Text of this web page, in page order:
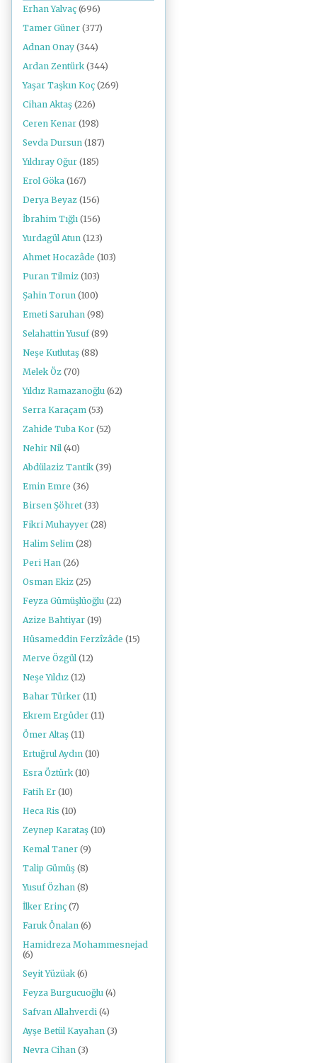
Erhan Yalvaç (696)
Tamer Güner (377)
Adnan Onay (344)
Ardan Zentürk (344)
Yaşar Taşkın Koç (269)
Cihan Aktaş (226)
Ceren Kenar (198)
Sevda Dursun (187)
Yıldıray Oğur (185)
Erol Göka (167)
Derya Beyaz (156)
İbrahim Tığlı (156)
Yurdagül Atun (123)
Ahmet Hocazâde (103)
Puran Tilmiz (103)
Şahin Torun (100)
Emeti Saruhan (98)
Selahattin Yusuf (89)
Neşe Kutlutaş (88)
Melek Öz (70)
Yıldız Ramazanoğlu (62)
Serra Karaçam (53)
Zahide Tuba Kor (52)
Nehir Nil (40)
Abdülaziz Tantik (39)
Emin Emre (36)
Birsen Şöhret (33)
Fikri Muhayyer (28)
Halim Selim (28)
Peri Han (26)
Osman Ekiz (25)
Feyza Gümüşlüoğlu (22)
Azize Bahtiyar (19)
Hüsameddin Ferzîzâde (15)
Merve Özgül (12)
Neşe Yıldız (12)
Bahar Türker (11)
Ekrem Ergüder (11)
Ömer Altaş (11)
Ertuğrul Aydın (10)
Esra Öztürk (10)
Fatih Er (10)
Heca Ris (10)
Zeynep Karataş (10)
Kemal Taner (9)
Talip Gümüş (8)
Yusuf Özhan (8)
İlker Erinç (7)
Faruk Önalan (6)
Hamidreza Mohammesnejad
(6)
Seyit Yüzüak (6)
Feyza Burgucuoğlu (4)
Safvan Allahverdi (4)
Ayşe Betül Kayahan (3)
Nevra Cihan (3)